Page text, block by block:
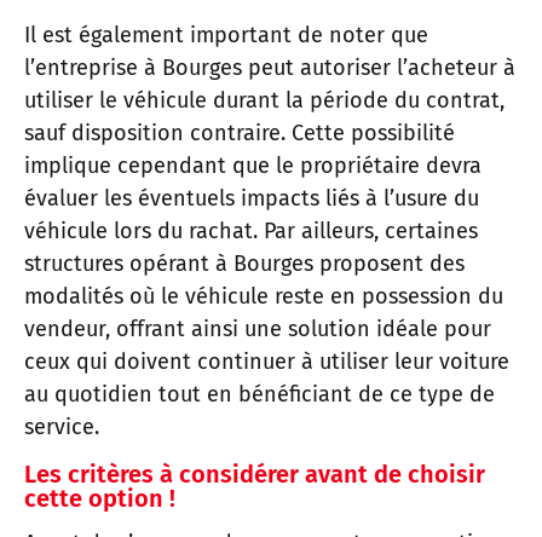
Il est également important de noter que
l’entreprise à Bourges peut autoriser l’acheteur à
utiliser le véhicule durant la période du contrat,
sauf disposition contraire. Cette possibilité
implique cependant que le propriétaire devra
évaluer les éventuels impacts liés à l’usure du
véhicule lors du rachat. Par ailleurs, certaines
structures opérant à Bourges proposent des
modalités où le véhicule reste en possession du
vendeur, offrant ainsi une solution idéale pour
ceux qui doivent continuer à utiliser leur voiture
au quotidien tout en bénéficiant de ce type de
service.
Les critères à considérer avant de choisir
cette option !